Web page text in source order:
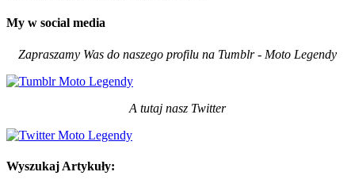
My w social media
Zapraszamy Was do naszego profilu na Tumblr - Moto Legendy
A tutaj nasz Twitter
Wyszukaj Artykuły: